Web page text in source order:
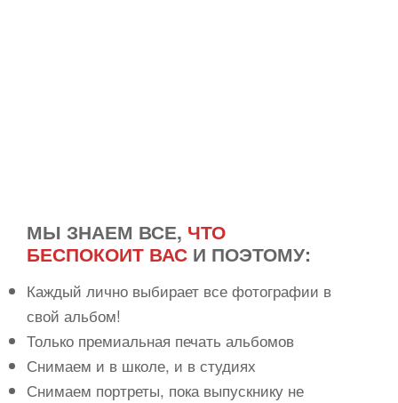
МЫ ЗНАЕМ ВСЕ, ЧТО
БЕСПОКОИТ ВАС И ПОЭТОМУ:
Каждый лично выбирает все фотографии в
свой альбом!
Только премиальная печать альбомов
Снимаем и в школе, и в студиях
Снимаем портреты, пока выпускнику не